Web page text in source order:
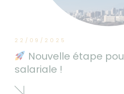
22/09/2025
Nouvelle étape
salariale !